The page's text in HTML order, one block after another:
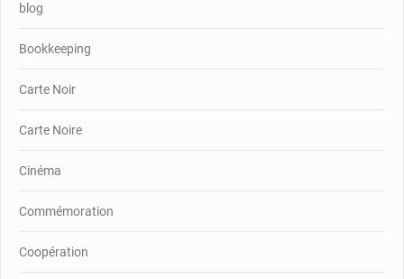
blog
Bookkeeping
Carte Noir
Carte Noire
Cinéma
Commémoration
Coopération